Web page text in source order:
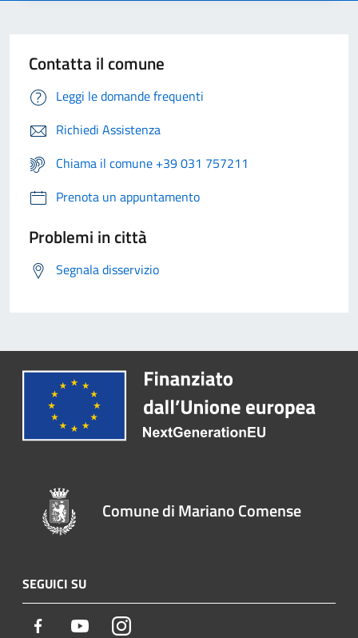
Contatta il comune
Leggi le domande frequenti
Richiedi Assistenza
Chiama il comune +39 031 757211
Prenota un appuntamento
Problemi in città
Segnala disservizio
Comune di Mariano Comense
SEGUICI SU
Facebook YoutubeInstagram